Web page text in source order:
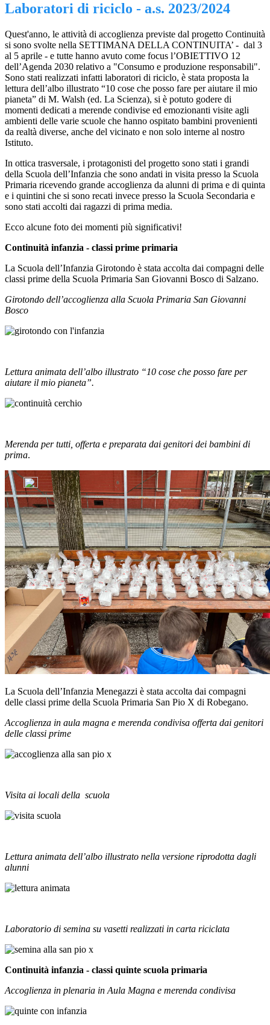
Laboratori di riciclo - a.s. 2023/2024
Quest'anno, le attività di accoglienza previste dal progetto Continuità
si sono svolte nella SETTIMANA DELLA CONTINUITA’ - dal 3
al 5 aprile - e tutte hanno avuto come focus l’OBIETTIVO 12
dell’Agenda 2030 relativo a "Consumo e produzione responsabili".
Sono stati realizzati infatti laboratori di riciclo, è stata proposta la
lettura dell’albo illustrato “10 cose che posso fare per aiutare il mio
pianeta” di M. Walsh (ed. La Scienza), si è potuto godere di
momenti dedicati a merende condivise ed emozionanti visite agli
ambienti delle varie scuole che hanno ospitato bambini provenienti
da realtà diverse, anche del vicinato e non solo interne al nostro
Istituto.
In ottica trasversale, i protagonisti del progetto sono stati i grandi
della Scuola dell’Infanzia che sono andati in visita presso la Scuola
Primaria ricevendo grande accoglienza da alunni di prima e di quinta
e i quintini che si sono recati invece presso la Scuola Secondaria e
sono stati accolti dai ragazzi di prima media.
Ecco alcune foto dei momenti più significativi!
Continuità infanzia - classi prime primaria
La Scuola dell’Infanzia Girotondo è stata accolta dai compagni delle
classi prime della Scuola Primaria San Giovanni Bosco di Salzano.
Girotondo dell’accoglienza alla Scuola Primaria San Giovanni
Bosco
Lettura animata dell’albo illustrato “10 cose che posso fare per
aiutare il mio pianeta”.
Merenda per tutti, offerta e preparata dai genitori dei bambini di
prima.
La Scuola dell’Infanzia Menegazzi è stata accolta dai compagni
delle classi prime della Scuola Primaria San Pio X di Robegano.
Accoglienza in aula magna e merenda condivisa offerta dai genitori
delle classi prime
Visita ai locali della scuola
Lettura animata dell’albo illustrato nella versione riprodotta dagli
alunni
Laboratorio di semina su vasetti realizzati in carta riciclata
Continuità infanzia - classi quinte scuola primaria
Accoglienza in plenaria in Aula Magna e merenda condivisa